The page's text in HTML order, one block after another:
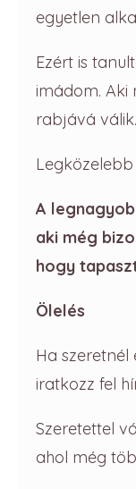
egyetlen
Ezért is
imádom. Aki
rabjává válik.
A
aki még
hogy
Ölelés
Ha
iratkozz fel
Szeretettel
ahol még